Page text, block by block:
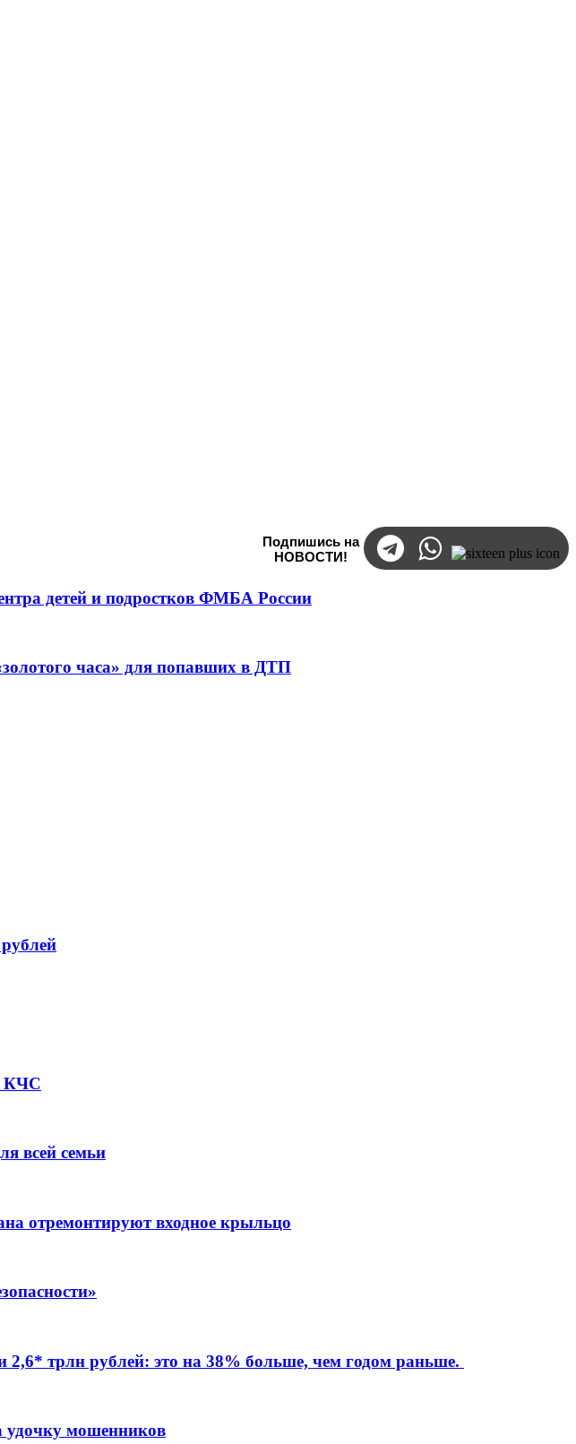
Подпишись на
НОВОСТИ!
детей и подростков ФМБА России
часа» для попавших в ДТП
КЧС
всей семьи
отремонтируют входное крыльцо
2,6* трлн рублей: это на 38% больше, чем годом раньше.
удочку мошенников